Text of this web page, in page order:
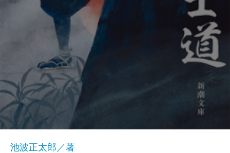
池波正太郎／著